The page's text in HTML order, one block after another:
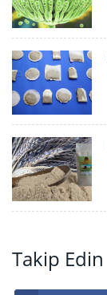
Takip Edin